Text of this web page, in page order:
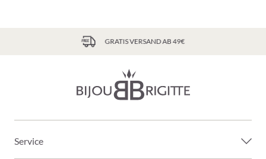
GRATIS VERSAND AB 49€
Service